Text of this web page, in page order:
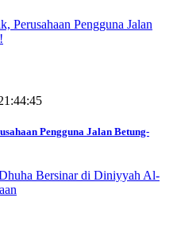
Pengguna Jalan Betung-